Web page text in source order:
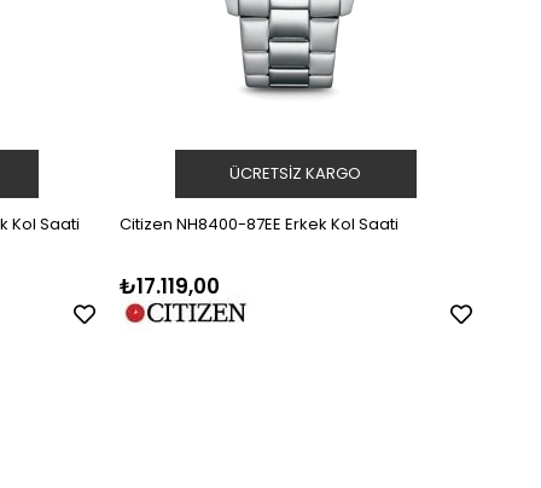
Kol Saati Citizen NH8400-87EE Erkek Kol Saati
₺17.119,00
ÜCRETSIZ KARGO